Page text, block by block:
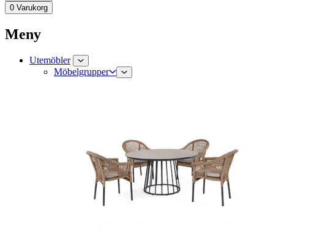
0 Varukorg
Meny
Utemöbler
Möbelgrupper